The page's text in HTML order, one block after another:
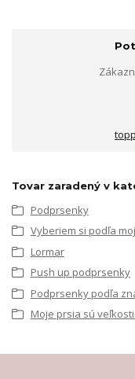
Tovar zaradený v
Podprsenky
Vyberiem si podľa
Lormar
Push up podprsenky
Podprsenky podľa
Moje prsia sú veľkosti